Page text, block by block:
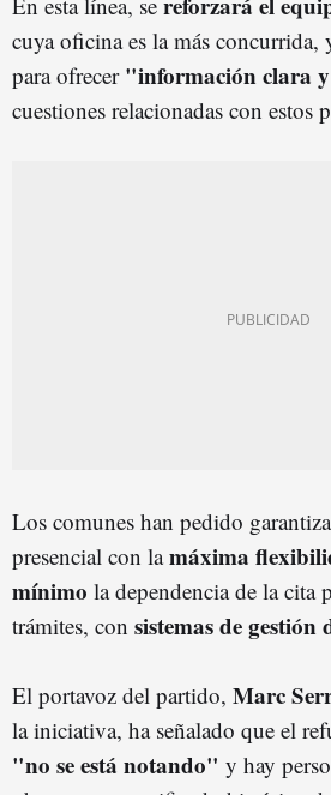
cuya oficina es la más concurrida,
para ofrecer"información clara y
cuestiones relacionadas con estos
Los comunes han pedido
presencial con lamáxima
mínimo la dependencia de la cita
trámites, con sistemas de gestión
El portavoz del partido, Marc
la iniciativa, ha señalado que el
"no se está notando" y hay